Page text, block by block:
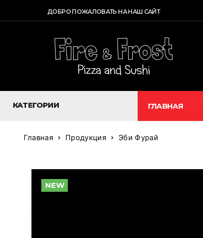
ДОБРО ПОЖАЛОВАТЬ НА НАШ САЙТ
КАТЕГОРИИ ГЛАВНАЯ
Главная Продукция Эби Фурай
NEW